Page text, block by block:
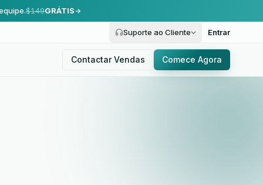
$149GRÁTIS
Suporte ao Cliente Entrar
Contactar Vendas Comece Agora